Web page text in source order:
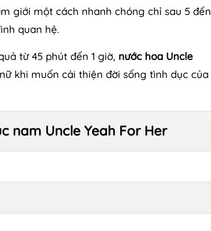
giới một cách nhanh chóng chỉ sau 5 đến
quan hệ.
từ 45 phút đến 1 giờ, nước hoa Uncle
khi muốn cải thiện đời sống tình dục của
nam Uncle Yeah For Her